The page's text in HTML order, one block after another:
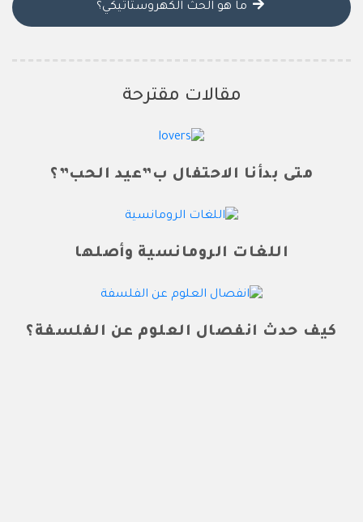
ما هو الحث الكهروستاتيكي؟
مقالات مقترحة
متى بدأنا الاحتفال ب”عيد الحب”؟
اللغات الرومانسية وأصلها
كيف حدث انفصال العلوم عن الفلسفة؟